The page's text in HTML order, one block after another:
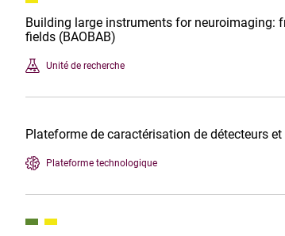
Building large instruments for
fields (BAOBAB)
Unité de recherche
Plateforme de caractérisation de détecteurs
Plateforme technologique